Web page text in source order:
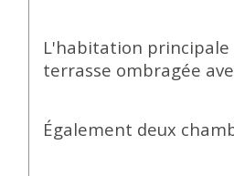
L'habitation principale
terrasse ombragée
Également deux